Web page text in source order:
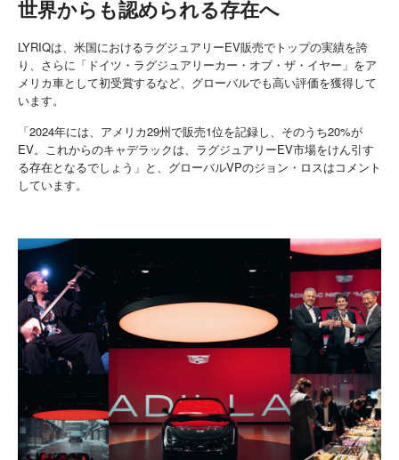
世界からも認められる存在へ
LYRIQは、米国におけるラグジュアリーEV販売でトップの実績を誇
り、さらに「ドイツ・ラグジュアリーカー・オブ・ザ・イヤー」をア
メリカ車として初受賞するなど、グローバルでも高い評価を獲得して
います。
「2024年には、アメリカ29州で販売1位を記録し、そのうち20%が
EV。これからのキャデラックは、ラグジュアリーEV市場をけん引す
る存在となるでしょう」と、グローバルVPのジョン・ロスはコメント
しています。